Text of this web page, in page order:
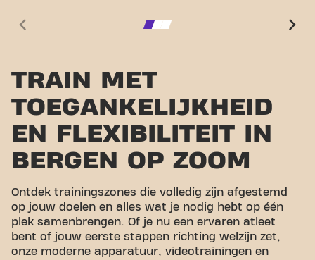
TRAIN MET
TOEGANKELIJKHEID
EN FLEXIBILITEIT IN
BERGEN OP ZOOM
Ontdek trainingszones die volledig zijn afgestemd
op jouw doelen en alles wat je nodig hebt op één
plek samenbrengen. Of je nu een ervaren atleet
bent of jouw eerste stappen richting welzijn zet,
onze moderne apparatuur, videotrainingen en